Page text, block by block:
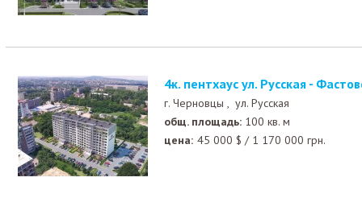
4к. пентхаус ул. Русская -
г. Черновцы , ул. Русская
общ. площадь: 100 кв. м
цена: 45 000 $ / 1 170 000 грн.